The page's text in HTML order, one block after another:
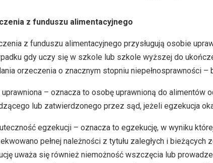
z funduszu alimentacyjnego
z funduszu alimentacyjnego przysługują osobie
gdy uczy się w szkole lub szkole wyższej do
orzeczenia o znacznym stopniu niepełnosprawności –
uprawniona – oznacza to osobę uprawnioną do alimentów
lub zatwierdzonego przez sąd, jeżeli egzekucja
egzekucji – oznacza to egzekucję, w wyniku
pełnej należności z tytułu zaległych i
uważa się również niemożność wszczęcia lub